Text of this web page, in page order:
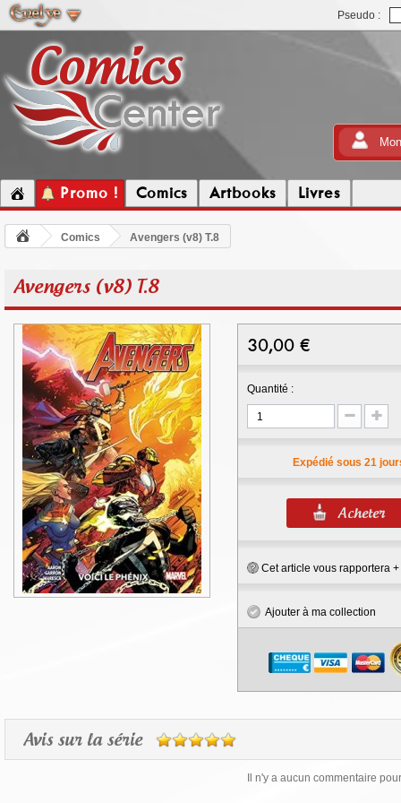
Pseudo :
Promo ! Comics Artbooks Livres
Comics Avengers (v8) T.8
Avengers (v8) T.8
30,00 €
Quantité :
Expédié sous 21
Cet article vous rapportera +
Ajouter à ma collection
Avis sur la série
Il n'y a aucun commentaire